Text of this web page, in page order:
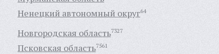
Ненецкий автономный округ64
Новгородская область7327
Псковская область7561